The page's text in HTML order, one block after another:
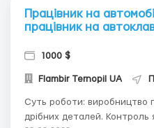
Працівник на
працівник на
1000 $
Flambir Ternopil UA
Суть роботи: виробництво
дрібних деталей. Контроль